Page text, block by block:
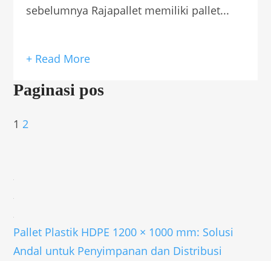
sebelumnya Rajapallet memiliki pallet...
+ Read More
Paginasi pos
1 2
Pallet Plastik HDPE 1200 × 1000 mm: Solusi
Andal untuk Penyimpanan dan Distribusi